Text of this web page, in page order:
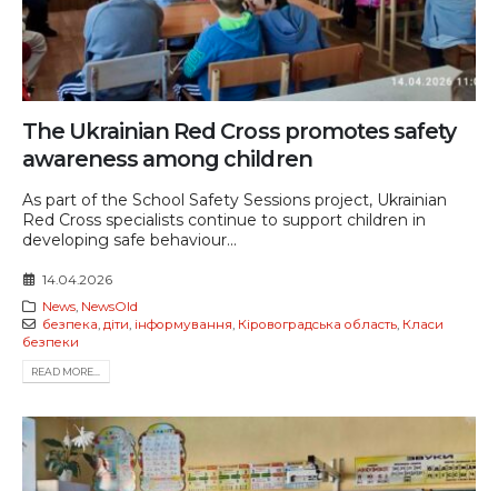
The Ukrainian Red Cross promotes safety
awareness among children
As part of the School Safety Sessions project, Ukrainian
Red Cross specialists continue to support children in
developing safe behaviour...
14.04.2026
News, NewsOld
безпека діти інформування Кіровоградська область, Класи
безпеки
READ MORE...